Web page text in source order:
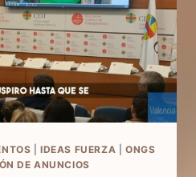
|IDEAS FUERZA |ONGS
DE ANUNCIOS